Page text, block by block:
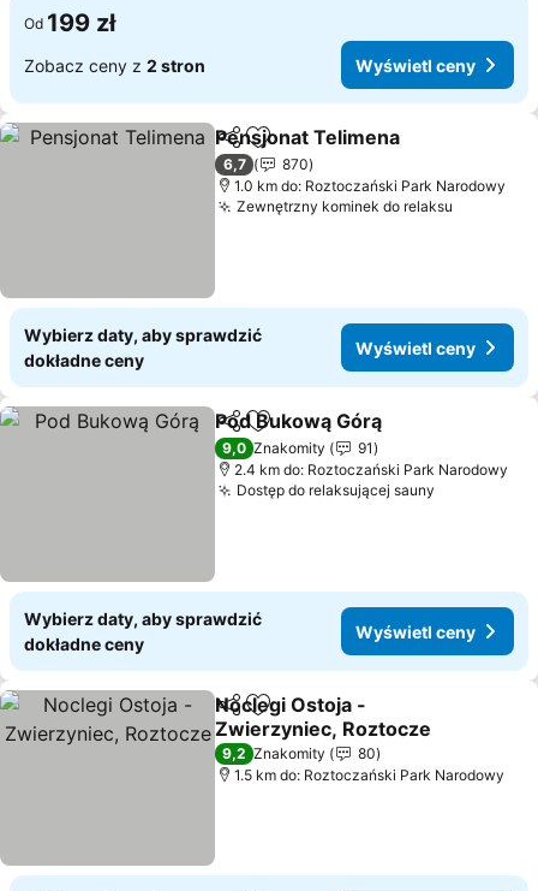
Od 199 zł
Zobacz ceny z 2 stron Wyświetl ceny
Udostępnij
Dodaj do ulubionych
Pensjonat Telimena
6,7
870
1.0 km do: Roztoczański Park Narodowy
Zewnętrzny kominek do relaksu
Wybierz daty, aby sprawdzić
dokładne ceny
Wyświetl ceny
Udostępnij
Dodaj do ulubionych
Pod Bukową Górą
9,0 Znakomity
91
2.4 km do: Roztoczański Park Narodowy
Dostęp do relaksującej sauny
Wybierz daty, aby sprawdzić
dokładne ceny
Wyświetl ceny
Udostępnij
Dodaj do ulubionych
Noclegi Ostoja -
Zwierzyniec, Roztocze
9,2 Znakomity
80
1.5 km do: Roztoczański Park Narodowy